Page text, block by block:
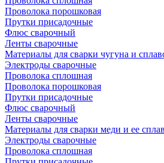
Проволока порошковая
Прутки присадочные
Флюс сварочный
Ленты сварочные
Материалы для сварки чугуна и
Электроды сварочные
Проволока сплошная
Проволока порошковая
Прутки присадочные
Флюс сварочный
Ленты сварочные
Материалы для сварки меди и ее
Электроды сварочные
Проволока сплошная